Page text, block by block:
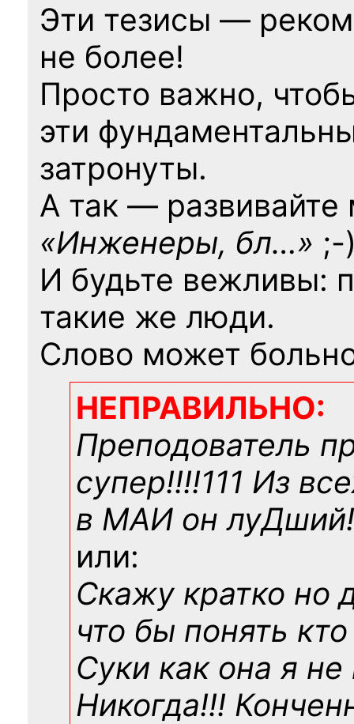
Эти тезисы —
не более!
Просто важно,
эти
затронуты.
А так — развивайте
«Инженеры, бл…» ;-
И будьте вежливы:
такие же люди.
Слово может
НЕПРАВИЛЬНО:
Преподователь
супер!!!!111 Из
в МАИ он
или:
Скажу кратко но
что бы понять
Суки как она я не
Никогда!!!